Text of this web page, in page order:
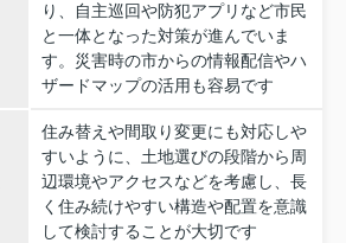
り、自主巡回や防犯アプリなど市民
と一体となった対策が進んでいま
す。災害時の市からの情報配信やハ
ザードマップの活用も容易です
住み替えや間取り変更にも対応しや
すいように、土地選びの段階から周
辺環境やアクセスなどを考慮し、長
く住み続けやすい構造や配置を意識
して検討することが大切です